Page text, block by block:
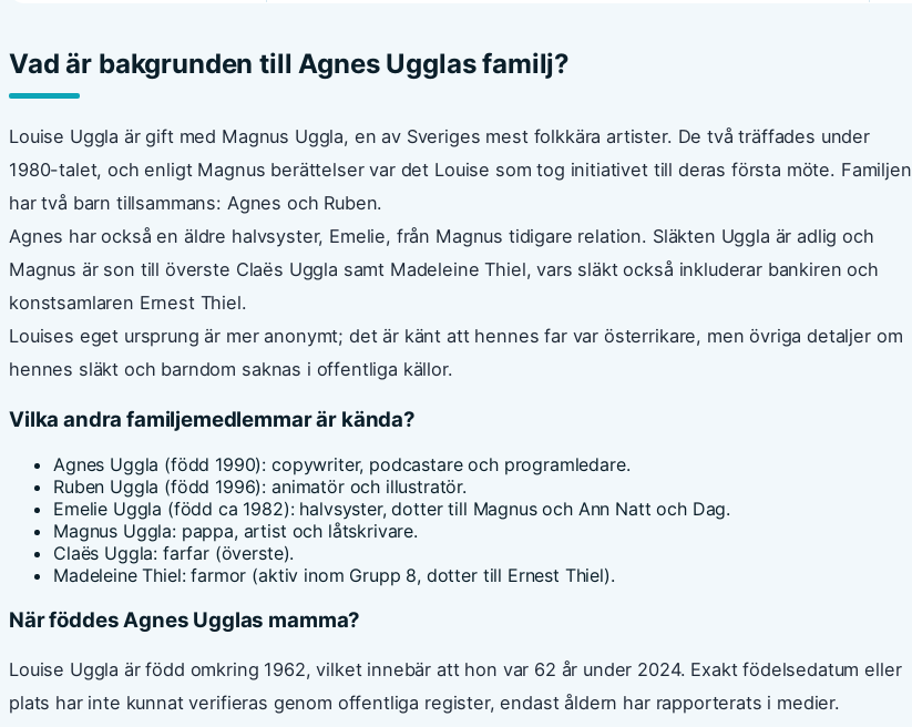
Vad är bakgrunden till Agnes Ugglas familj?
Louise Uggla är gift med Magnus Uggla, en av Sveriges mest folkkära artister. De två träffades under
1980-talet, och enligt Magnus berättelser var det Louise som tog initiativet till deras första möte. Familjen
har två barn tillsammans: Agnes och Ruben.
Agnes har också en äldre halvsyster, Emelie, från Magnus tidigare relation. Släkten Uggla är adlig och
Magnus är son till överste Claës Uggla samt Madeleine Thiel, vars släkt också inkluderar bankiren och
konstsamlaren Ernest Thiel.
Louises eget ursprung är mer anonymt; det är känt att hennes far var österrikare, men övriga detaljer om
hennes släkt och barndom saknas i offentliga källor.
Vilka andra familjemedlemmar är kända?
Agnes Uggla (född 1990): copywriter, podcastare och programledare.
Ruben Uggla (född 1996): animatör och illustratör.
Emelie Uggla (född ca 1982): halvsyster, dotter till Magnus och Ann Natt och Dag.
Magnus Uggla: pappa, artist och låtskrivare.
Claës Uggla: farfar (överste).
Madeleine Thiel: farmor (aktiv inom Grupp 8, dotter till Ernest Thiel).
När föddes Agnes Ugglas mamma?
Louise Uggla är född omkring 1962, vilket innebär att hon var 62 år under 2024. Exakt födelsedatum eller
plats har inte kunnat verifieras genom offentliga register, endast åldern har rapporterats i medier.